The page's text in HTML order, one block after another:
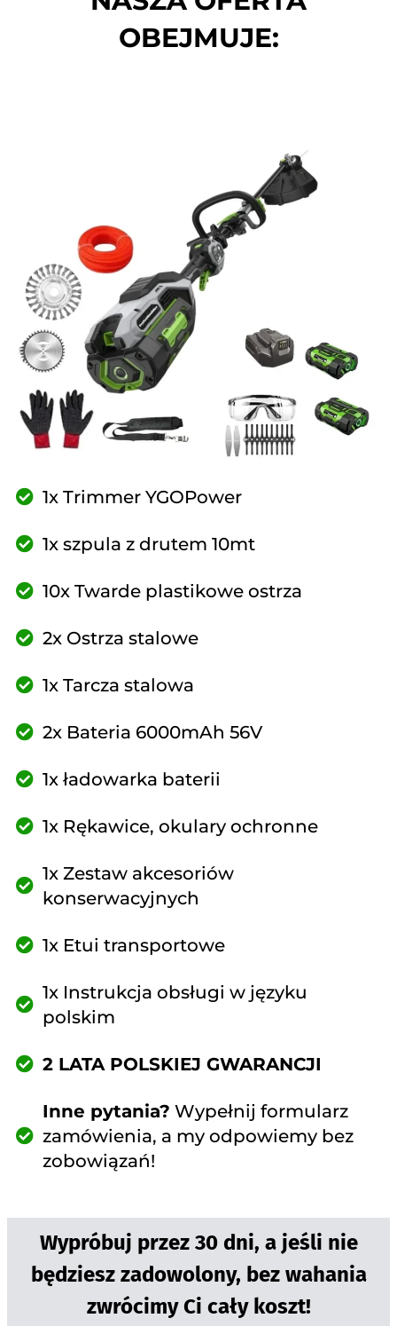
OBEJMUJE:
1x Trimmer YGOPower
1x szpula z drutem 10mt
10x Twarde plastikowe ostrza
2x Ostrza stalowe
1x Tarcza stalowa
2x Bateria 6000mAh 56V
1x ładowarka baterii
1x Rękawice, okulary ochronne
1x Zestaw akcesoriów
konserwacyjnych
1x Etui transportowe
1x Instrukcja obsługi w języku
polskim
2 LATA POLSKIEJ GWARANCJI
Inne pytania? Wypełnij formularz
zamówienia, a my odpowiemy bez
zobowiązań!
Wypróbuj przez 30 dni, a jeśli nie
będziesz zadowolony, bez wahania
zwrócimy Ci cały koszt!